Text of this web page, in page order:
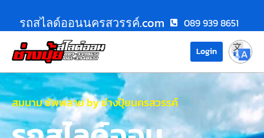
รถสไลด์ออนนครสวรรค์.com 089 939 8651
Login
สมนาม ซัพพลาย by ช่างปุ้ยนครสวรรค์